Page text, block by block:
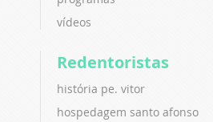
vídeos
Redentoristas
história pe. vitor
hospedagem santo afonso